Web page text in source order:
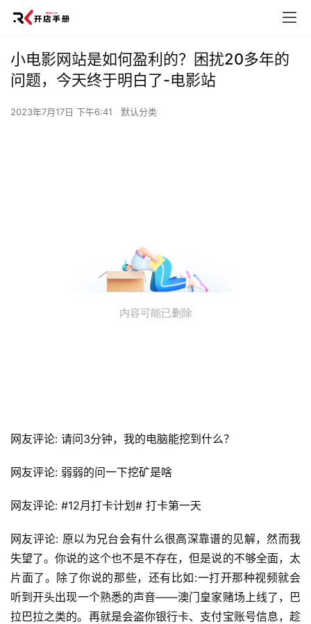
小电影网站是如何盈利的？困扰20多年的
问题，今天终于明白了-电影站
2023年7月17日 下午6:41 默认分类
网友评论: 请问3分钟，我的电脑能挖到什么？
网友评论: 弱弱的问一下挖矿是啥
网友评论: #12月打卡计划# 打卡第一天
网友评论: 原以为兄台会有什么很高深靠谱的见解，然而我
失望了。你说的这个也不是不存在，但是说的不够全面，太
片面了。除了你说的那些，还有比如:一打开那种视频就会
听到开头出现一个熟悉的声音——澳门皇家赌场上线了，巴
拉巴拉之类的。再就是会盗你银行卡、支付宝账号信息，趁